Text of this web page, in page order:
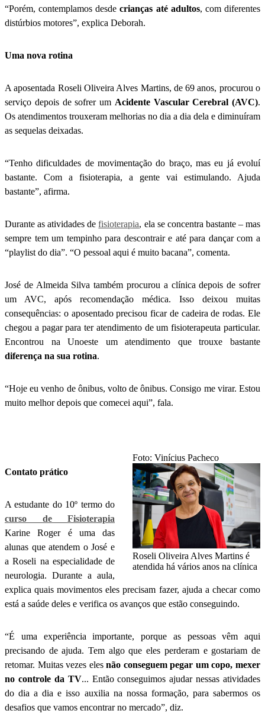
“Porém, contemplamos desdecrianças até adultos, com diferentes
distúrbios motores”, explica Deborah.
Uma nova rotina
A aposentada Roseli Oliveira Alves Martins, de 69 anos, procurou o
serviço depois de sofrer um Acidente Vascular Cerebral (AVC).
Os atendimentos trouxeram melhorias no dia a dia dela e diminuíram
as sequelas deixadas.
“Tenho dificuldades de movimentação do braço, mas eu já evoluí
bastante. Com a fisioterapia, a gente vai estimulando. Ajuda
bastante”, afirma.
Durante as atividades defisioterapia, ela se concentra bastante – mas
sempre tem um tempinho para descontrair e até para dançar com a
“playlist do dia”. “O pessoal aqui é muito bacana”, comenta.
José de Almeida Silva também procurou a clínica depois de sofrer
um AVC, após recomendação médica. Isso deixou muitas
consequências: o aposentado precisou ficar de cadeira de rodas. Ele
chegou a pagar para ter atendimento de um fisioterapeuta particular.
Encontrou na Unoeste um atendimento que trouxe bastante
diferença na sua rotina.
“Hoje eu venho de ônibus, volto de ônibus. Consigo me virar. Estou
muito melhor depois que comecei aqui”, fala.
Foto: Vinícius Pacheco
Roseli Oliveira Alves Martins é
atendida há vários anos na clínica
Contato prático
A estudante do 10º termo do
curso de Fisioterapia
Karine Roger é uma das
alunas que atendem o José e
a Roseli na especialidade de
neurologia. Durante a aula,
explica quais movimentos eles precisam fazer, ajuda a checar como
está a saúde deles e verifica os avanços que estão conseguindo.
“É uma experiência importante, porque as pessoas vêm aqui
precisando de ajuda. Tem algo que eles perderam e gostariam de
retomar. Muitas vezes elesnão conseguem pegar um copo, mexer
no controle da TV... Então conseguimos ajudar nessas atividades
do dia a dia e isso auxilia na nossa formação, para sabermos os
desafios que vamos encontrar no mercado”, diz.